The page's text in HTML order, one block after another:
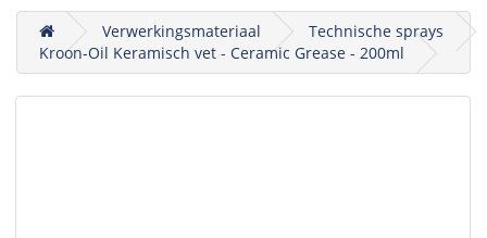
Verwerkingsmateriaal
Technische sprays
Kroon-Oil Keramisch vet - Ceramic Grease - 200ml